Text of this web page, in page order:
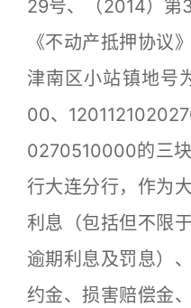
29号、（2014）第
《不动产抵押协议
津南区小站镇地号
00、
0270510000的三
行大连分行，作为
利息（包括但不限
逾期利息及罚息）
约金、损害赔偿金